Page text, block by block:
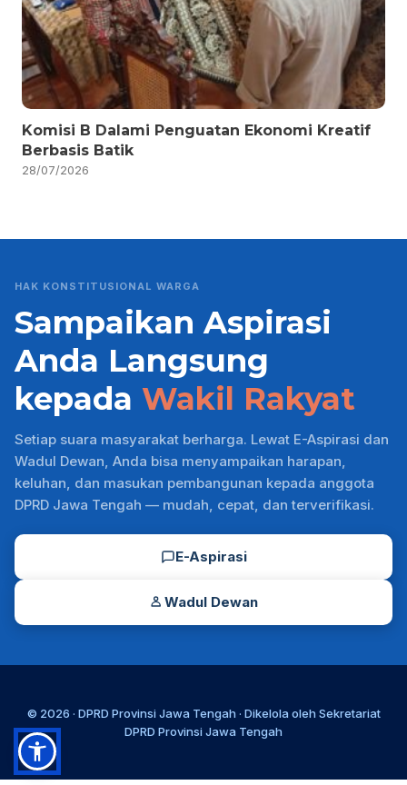
Komisi B Dalami Penguatan Ekonomi Kreatif
Berbasis Batik
28/07/2026
HAK KONSTITUSIONAL WARGA
Sampaikan Aspirasi
Anda Langsung
kepada Wakil Rakyat
Setiap suara masyarakat berharga. Lewat E-Aspirasi dan
Wadul Dewan, Anda bisa menyampaikan harapan,
keluhan, dan masukan pembangunan kepada anggota
DPRD Jawa Tengah — mudah, cepat, dan terverifikasi.
E-Aspirasi
Wadul Dewan
© 2026 · DPRD Provinsi Jawa Tengah · Dikelola oleh Sekretariat
DPRD Provinsi Jawa Tengah